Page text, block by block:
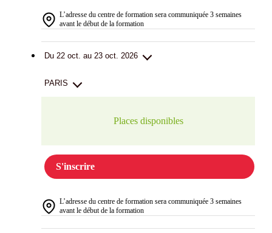
L’adresse du centre de formation sera communiquée 3 semaines
avant le début de la formation
Du 22 oct. au 23 oct. 2026
PARIS
Places disponibles
S'inscrire
L’adresse du centre de formation sera communiquée 3 semaines
avant le début de la formation